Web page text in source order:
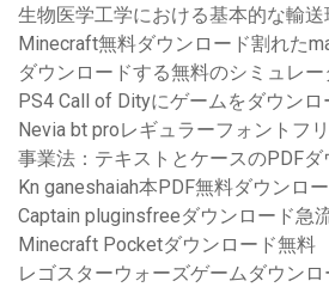
生物医学工学における基本的な輸
Minecraft無料ダウンロード割れた
ダウンロードする無料のシミュレ
PS4 Call of Dityにゲームをダウン
Nevia bt proレギュラーフォントフ
事業法：テキストとケースのPDFダ
Kn ganeshaiah本PDF無料ダウンロ
Captain pluginsfreeダウンロード急
Minecraft Pocketダウンロード無料
レゴスターウォーズゲームダウン